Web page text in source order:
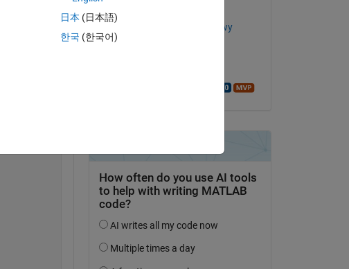
mohammed elmenshawy
el 27 de En. de 2020
日本 (日本語)
한국 (한국어)